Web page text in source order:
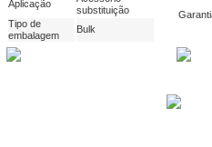
Aplicação
substituição
Tipo de
embalagem
Bulk